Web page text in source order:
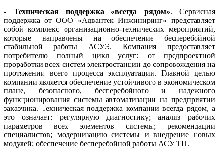
- Техническая поддержка «всегда рядом». Сервисная
поддержка от ООО «Адвантек Инжиниринг» представляет
собой комплекс организационно-технических мероприятий,
которые направлены на обеспечение бесперебойной
стабильной работы АСУЭ. Компания предоставляет
потребителю полный цикл услуг: от предпроектной
проработки всех систем электростанции до сопровождения на
протяжении всего процесса эксплуатации. Главной целью
компании является обеспечение устойчивого в экономическом
плане, безопасного, бесперебойного и надежного
функционирования системы автоматизации на предприятии
заказчика. Техническая поддержка компании всегда рядом, а
это означает: регулярную диагностику; анализ рабочих
параметров всех элементов системы; рекомендации
специалистов; модернизацию системы и внедрение новых
модулей; обеспечение бесперебойной работы АСУ ТП.